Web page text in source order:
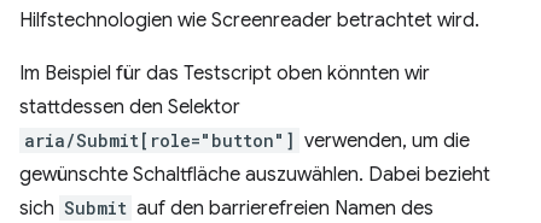
Hilfstechnologien wie Screenreader betrachtet wird.
Im Beispiel für das Testscript oben könnten wir
stattdessen den Selektor
aria/Submit[role="button"] verwenden, um die
gewünschte Schaltfläche auszuwählen. Dabei bezieht
sich Submit auf den barrierefreien Namen des